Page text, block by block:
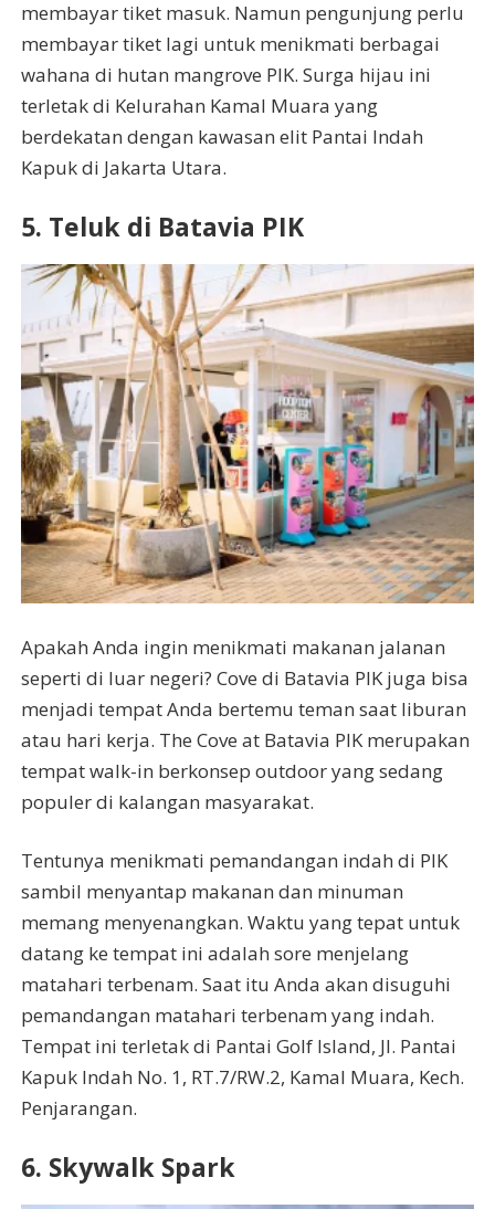
membayar tiket masuk. Namun pengunjung perlu
membayar tiket lagi untuk menikmati berbagai
wahana di hutan mangrove PIK. Surga hijau ini
terletak di Kelurahan Kamal Muara yang
berdekatan dengan kawasan elit Pantai Indah
Kapuk di Jakarta Utara.
5. Teluk di Batavia PIK
Apakah Anda ingin menikmati makanan jalanan
seperti di luar negeri? Cove di Batavia PIK juga bisa
menjadi tempat Anda bertemu teman saat liburan
atau hari kerja. The Cove at Batavia PIK merupakan
tempat walk-in berkonsep outdoor yang sedang
populer di kalangan masyarakat.
Tentunya menikmati pemandangan indah di PIK
sambil menyantap makanan dan minuman
memang menyenangkan. Waktu yang tepat untuk
datang ke tempat ini adalah sore menjelang
matahari terbenam. Saat itu Anda akan disuguhi
pemandangan matahari terbenam yang indah.
Tempat ini terletak di Pantai Golf Island, Jl. Pantai
Kapuk Indah No. 1, RT.7/RW.2, Kamal Muara, Kech.
Penjarangan.
6. Skywalk Spark